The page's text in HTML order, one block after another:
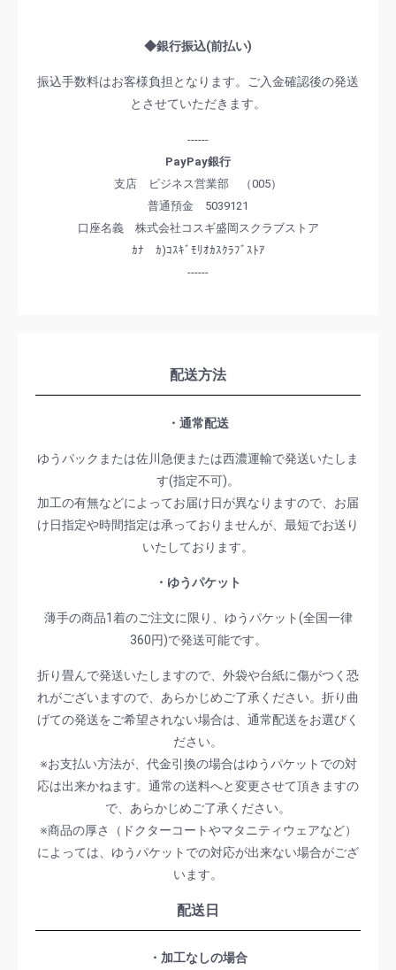
◆銀行振込(前払い)
振込手数料はお客様負担となります。ご入金確認後の発送
とさせていただきます。
------
PayPay銀行
支店 ビジネス営業部 （005）
普通預金 5039121
口座名義 株式会社コスギ盛岡スクラブストア
ｶﾅ ｶ)ｺｽｷﾞﾓﾘｵｶｽｸﾗﾌﾞｽﾄｱ
------
配送方法
・通常配送
ゆうパックまたは佐川急便または西濃運輸で発送いたしま
す(指定不可)。
加工の有無などによってお届け日が異なりますので、お届
け日指定や時間指定は承っておりませんが、最短でお送り
いたしております。
・ゆうパケット
薄手の商品1着のご注文に限り、ゆうパケット(全国一律
360円)で発送可能です。
折り畳んで発送いたしますので、外袋や台紙に傷がつく恐
れがございますので、あらかじめご了承ください。折り曲
げての発送をご希望されない場合は、通常配送をお選びく
ださい。
※お支払い方法が、代金引換の場合はゆうパケットでの対
応は出来かねます。通常の送料へと変更させて頂きますの
で、あらかじめご了承ください。
※商品の厚さ（ドクターコートやマタニティウェアなど）
によっては、ゆうパケットでの対応が出来ない場合がござ
います。
配送日
・加工なしの場合